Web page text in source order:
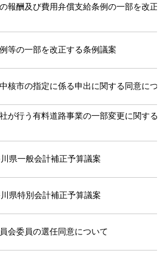
報酬及び費用弁償支給条例の一部を改正
等の一部を改正する条例議案
核市の指定に係る申出に関する同意につ
が行う有料道路事業の一部変更に関する
県一般会計補正予算議案
県特別会計補正予算議案
会委員の選任同意について